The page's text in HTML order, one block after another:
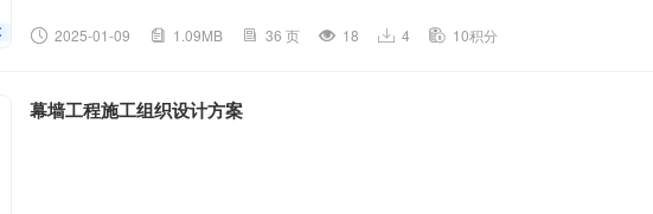
2025-01-09 1.09MB 36 页 18 4 10积分
幕墙工程施工组织设计方案